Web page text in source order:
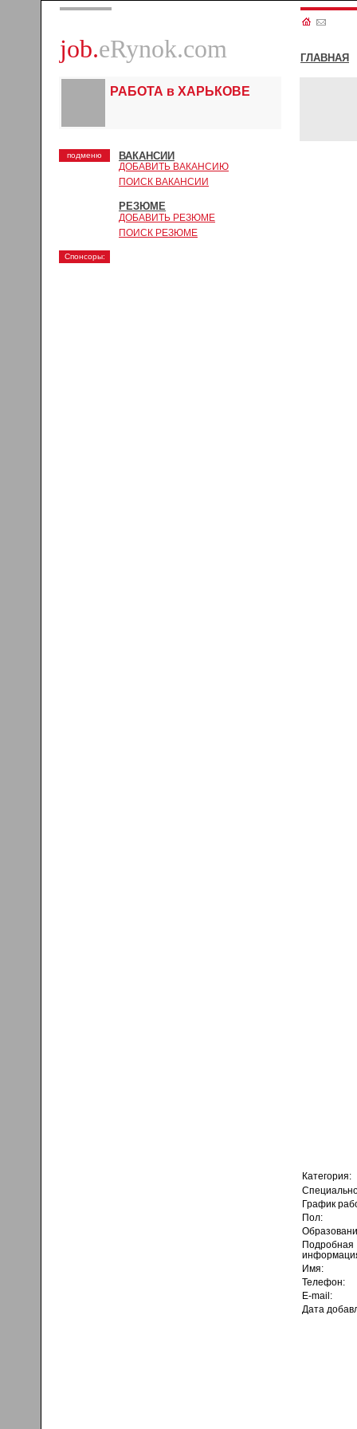
job.eRynok.com ГЛАВНАЯ
РАБОТА в ХАРЬКОВЕ
подменю ВАКАНСИИ
ДОБАВИТЬ ВАКАНСИЮ
ПОИСК ВАКАНСИИ
РЕЗЮМЕ
ДОБАВИТЬ РЕЗЮМЕ
ПОИСК РЕЗЮМЕ
Спонсоры:
Категория:
График
Пол:
Подробная
Имя:
Телефон:
E-mail:
Дата